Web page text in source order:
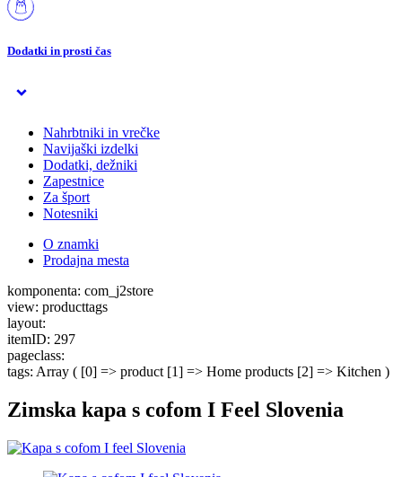
Dodatki in prosti čas
Nahrbtniki in vrečke
Navijaški izdelki
Dodatki, dežniki
Zapestnice
Za šport
Notesniki
O znamki
Prodajna mesta
komponenta: com_j2store
view: producttags
layout:
itemID: 297
pageclass:
tags: Array ( [0] => product [1] => Home products [2] => Kitchen )
Zimska kapa s cofom I Feel Slovenia